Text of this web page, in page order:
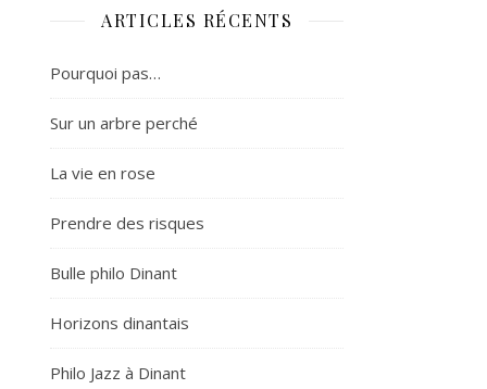
ARTICLES RÉCENTS
Pourquoi pas…
Sur un arbre perché
La vie en rose
Prendre des risques
Bulle philo Dinant
Horizons dinantais
Philo Jazz à Dinant